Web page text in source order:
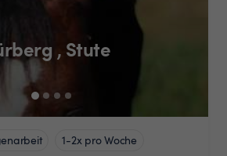
, Stute
1-2x pro Woche